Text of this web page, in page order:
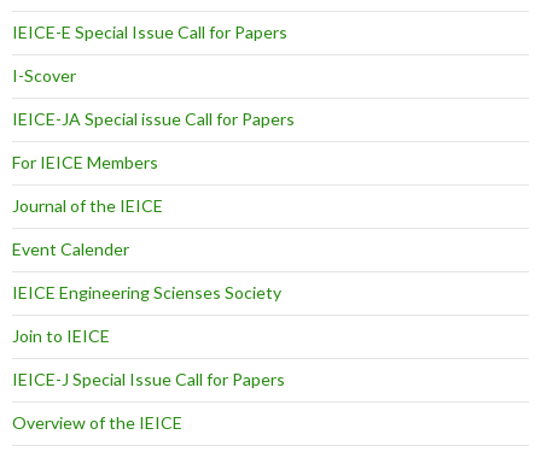
IEICE-E Special Issue Call for Papers
I-Scover
IEICE-JA Special issue Call for Papers
For IEICE Members
Journal of the IEICE
Event Calender
IEICE Engineering Scienses Society
Join to IEICE
IEICE-J Special Issue Call for Papers
Overview of the IEICE